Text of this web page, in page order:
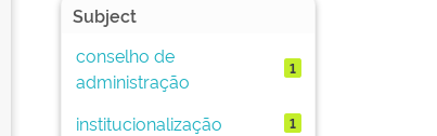
Subject
conselho de
administração
1
institucionalização 1